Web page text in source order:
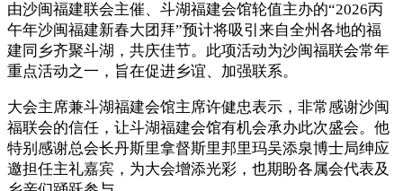
由沙闽福建联会主催、斗湖福建会馆轮值主办的“2026丙
午年沙闽福建新春大团拜”预计将吸引来自全州各地的福
建同乡齐聚斗湖，共庆佳节。此项活动为沙闽福联会常年
重点活动之一，旨在促进乡谊、加强联系。
大会主席兼斗湖福建会馆主席许健忠表示，非常感谢沙闽
福联会的信任，让斗湖福建会馆有机会承办此次盛会。他
特别感谢总会长丹斯里拿督斯里邦里玛吴添泉博士局绅应
邀担任主礼嘉宾，为大会增添光彩，也期盼各属会代表及